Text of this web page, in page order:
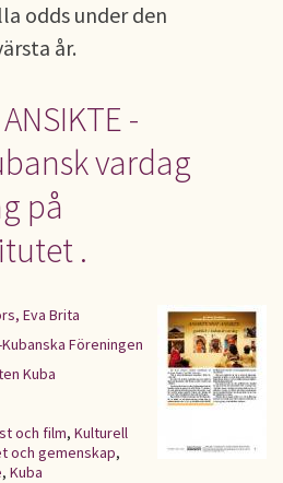
odds under den
år.
-
vardag
på
.
Eva Brita
Föreningen
Kuba
och film, Kulturell
och gemenskap,
, Kuba